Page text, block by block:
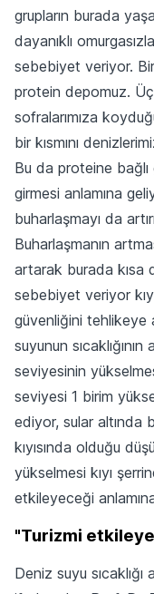
grupların burada
dayanıklı
sebebiyet veriyor.
protein depomuz.
sofralarımıza
bir kısmını
Bu da proteine
girmesi anlamına
buharlaşmayı da
Buharlaşmanın
artarak burada kısa
sebebiyet veriyor
güvenliğini tehlikeye
suyunun
seviyesinin
seviyesi 1 birim
ediyor, sular altında
kıyısında olduğu
yükselmesi kıyı
etkileyeceği
"Turizmi
Deniz suyu